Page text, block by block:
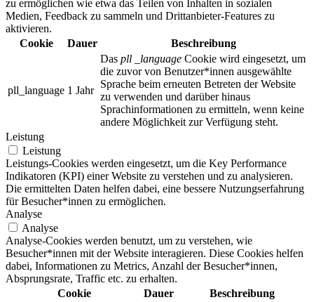
zu ermöglichen wie etwa das Teilen von Inhalten in sozialen
Medien, Feedback zu sammeln und Drittanbieter-Features zu
aktivieren.
Cookie
Dauer Beschreibung
pll_language 1 Jahr
Das pll _language Cookie wird eingesetzt, um
die zuvor von Benutzer*innen ausgewählte
Sprache beim erneuten Betreten der Website
zu verwenden und darüber hinaus
Sprachinformationen zu ermitteln, wenn keine
andere Möglichkeit zur Verfügung steht.
Leistung
Leistung
Leistungs-Cookies werden eingesetzt, um die Key Performance
Indikatoren (KPI) einer Website zu verstehen und zu analysieren.
Die ermittelten Daten helfen dabei, eine bessere Nutzungserfahrung
für Besucher*innen zu ermöglichen.
Analyse
Analyse
Analyse-Cookies werden benutzt, um zu verstehen, wie
Besucher*innen mit der Website interagieren. Diese Cookies helfen
dabei, Informationen zu Metrics, Anzahl der Besucher*innen,
Absprungsrate, Traffic etc. zu erhalten.
Cookie
Dauer Beschreibung